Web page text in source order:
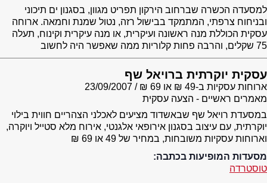
למסעדה הכשרה שברחוב הירקון תפריט מגוון, בסגנון ים תיכוני
ובניחוח צרפתי, המתמקד בבישול רזה, נטול שמנת וחמאה. ארוחה
עסקית הכוללת מנה ראשונה ועיקרית, או מנה עיקרית וקינוח, תעלה
75 שקלים, והרבה פחות קלוריות ממה שאפשר היה לחשוב
עסקית יוקרתית ברויאל שף
ארוחות עסקיות ב-49 ₪ או 69 ₪
23/09/2007
מאמרים ראשיים - הצעה עסקית
במסעדת רויאל שף שבאשדוד מציעים לאכלני הצהריים חווית בילוי
יוקרתית, עם עיצוב בסגנון אירופאי אלגנטי, אירוח מלא סטייל ויוקרה,
וארוחות עסקיות משובחות, במחיר של 49 או 69 ₪
מסעדות המופיעות בכתבה:
טוסטרדה